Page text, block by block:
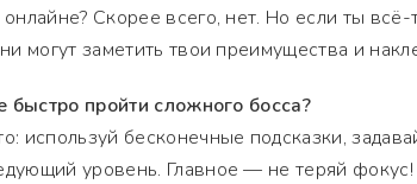
Скорее всего, нет. Но если ты
могут заметить твои преимущества и
быстро пройти сложного босса?
используй бесконечные подсказки,
уровень. Главное — не теряй фокус!